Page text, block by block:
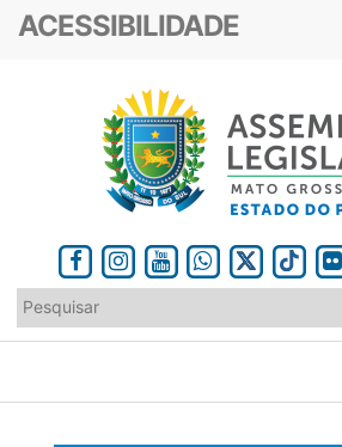
ACESSIBILIDADE